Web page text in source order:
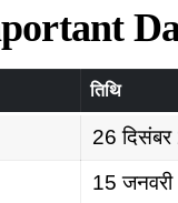
तिथि
26
15